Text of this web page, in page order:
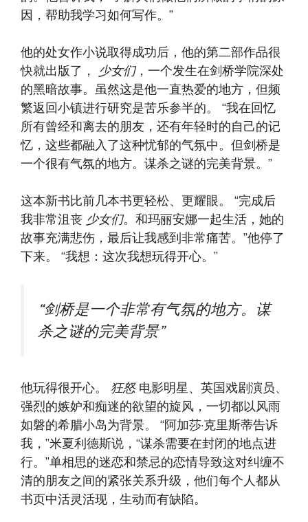
因，帮助我学习如何写作。”
他的处女作小说取得成功后，他的第二部作品很
快就出版了， 少女们，一个发生在剑桥学院深处
的黑暗故事。虽然这是他一直热爱的地方，但频
繁返回小镇进行研究是苦乐参半的。 “我在回忆
所有曾经和离去的朋友，还有年轻时的自己的记
忆，这些都融入了这种忧郁的气氛中。但剑桥是
一个很有气氛的地方。谋杀之谜的完美背景。”
这本新书比前几本书更轻松、更耀眼。 “完成后
我非常沮丧 少女们。和玛丽安娜一起生活，她的
故事充满悲伤，最后让我感到非常痛苦。”他停了
下来。 “我想：这次我想玩得开心。”
“剑桥是一个非常有气氛的地方。谋
杀之谜的完美背景”
他玩得很开心。 狂怒电影明星、英国戏剧演员、
强烈的嫉妒和痴迷的欲望的旋风，一切都以风雨
如磐的希腊小岛为背景。 “阿加莎·克里斯蒂告诉
我，”米夏利德斯说，“谋杀需要在封闭的地点进
行。”单相思的迷恋和禁忌的恋情导致这对纠缠不
清的朋友之间的紧张关系升级，他们每个人都从
书页中活灵活现，生动而有缺陷。